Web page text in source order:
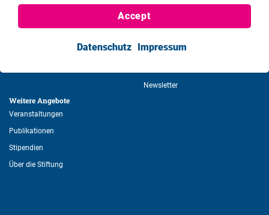
Weitere Angebote
Veranstaltungen
Publikationen
Stipendien
Über die Stiftung
Aboservice
Newsletter
Accept
Datenschutz Impressum